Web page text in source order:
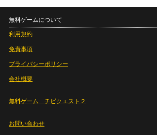
無料ゲームについて
利用規約
免責事項
プライバシーポリシー
会社概要
無料ゲーム チビクエスト２
お問い合わせ